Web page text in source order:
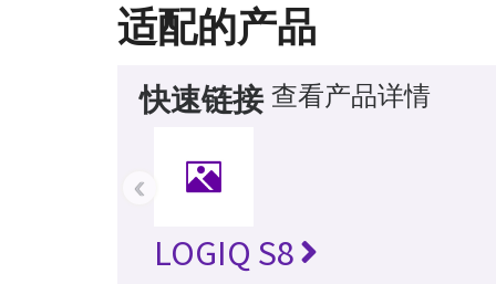
适配的产品
快速链接 查看产品详情
LOGIQ S8
‹